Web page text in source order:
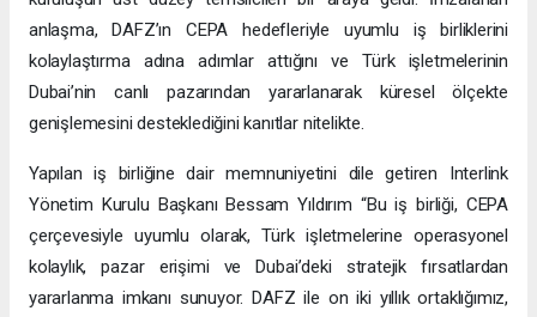
anlaşma, DAFZ’ın CEPA hedefleriyle uyumlu iş birliklerini
kolaylaştırma adına adımlar attığını ve Türk işletmelerinin
Dubai’nin canlı pazarından yararlanarak küresel ölçekte
genişlemesini desteklediğini kanıtlar nitelikte.
Yapılan iş birliğine dair memnuniyetini dile getiren Interlink
Yönetim Kurulu Başkanı Bessam Yıldırım “Bu iş birliği, CEPA
çerçevesiyle uyumlu olarak, Türk işletmelerine operasyonel
kolaylık, pazar erişimi ve Dubai’deki stratejik fırsatlardan
yararlanma imkanı sunuyor. DAFZ ile on iki yıllık ortaklığımız,